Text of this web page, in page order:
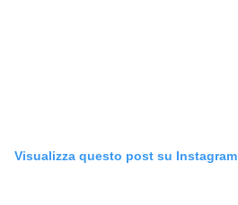
Visualizza questo post su Instagram